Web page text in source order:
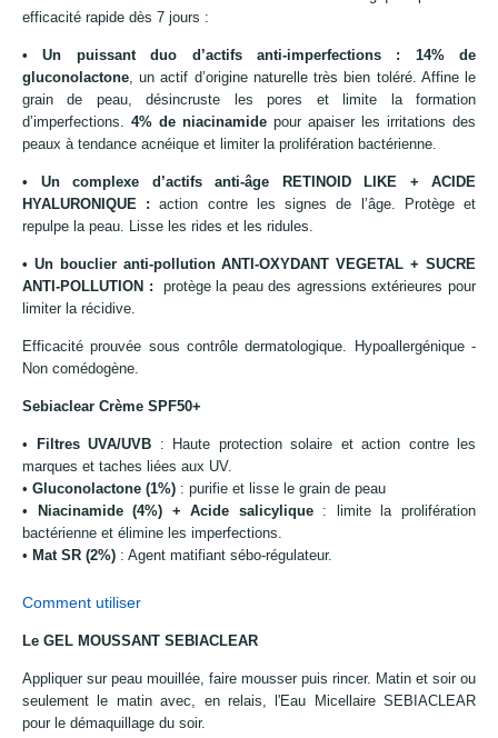
efficacité rapide dès 7 jours :
• Un puissant duo d’actifs anti-imperfections :
14% de
gluconolactone, un actif d’origine naturelle très bien toléré. Affine le
grain de peau, désincruste les pores et limite la formation
d’imperfections. 4% de niacinamide pour apaiser les irritations des
peaux à tendance acnéique et limiter la prolifération bactérienne.
• Un complexe d’actifs anti-âge
RETINOID LIKE + ACIDE
HYALURONIQUE :action contre les signes de l’âge. Protège et
repulpe la peau. Lisse les rides et les ridules.
• Un bouclier anti-pollution ANTI-OXYDANT VEGETAL + SUCRE
ANTI-POLLUTION : protège la peau des agressions extérieures pour
limiter la récidive.
Efficacité prouvée sous contrôle dermatologique. Hypoallergénique -
Non comédogène.
Sebiaclear Crème SPF50+
• Filtres UVA/UVB : Haute protection solaire et action contre les
marques et taches liées aux UV.
• Gluconolactone (1%) : purifie et lisse le grain de peau
•
Niacinamide (4%) + Acide salicylique : limite la prolifération
bactérienne et élimine les imperfections.
• Mat SR (2%) : Agent matifiant sébo-régulateur.
Comment utiliser
Le GEL MOUSSANT SEBIACLEAR
Appliquer sur peau mouillée, faire mousser puis rincer. Matin et soir ou
seulement le matin avec, en relais, l'Eau Micellaire SEBIACLEAR
pour le démaquillage du soir.